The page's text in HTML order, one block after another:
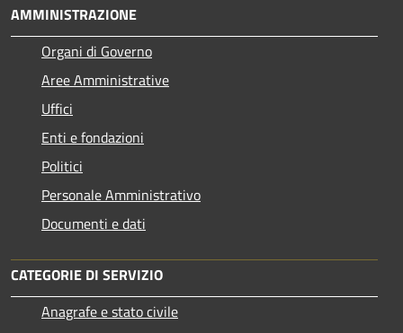
AMMINISTRAZIONE
Organi di Governo
Aree Amministrative
Uffici
Enti e fondazioni
Politici
Personale Amministrativo
Documenti e dati
CATEGORIE DI SERVIZIO
Anagrafe e stato civile